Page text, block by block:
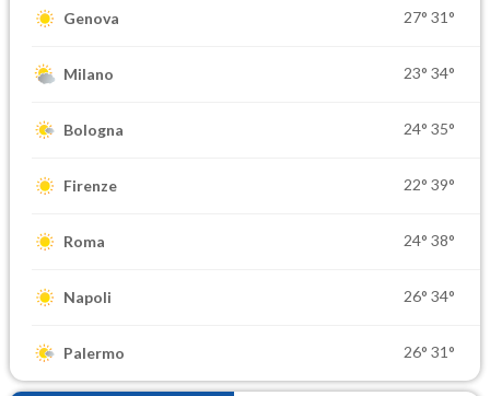
Genova 27° 31°
Milano 23° 34°
Bologna 24° 35°
Firenze 22° 39°
Roma 24° 38°
Napoli 26° 34°
Palermo 26° 31°